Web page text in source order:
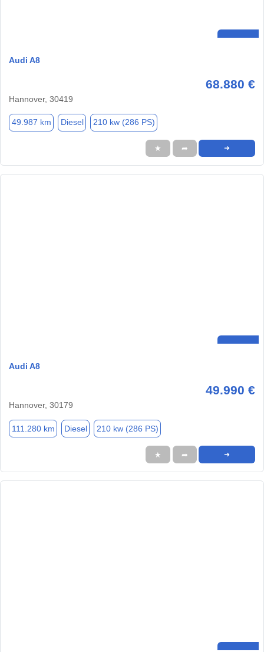
Audi A8
68.880 €
Hannover, 30419
49.987 km Diesel 210 kw (286 PS)
★ ➦ ➜
Audi A8
49.990 €
Hannover, 30179
111.280 km Diesel 210 kw (286 PS)
★ ➦ ➜